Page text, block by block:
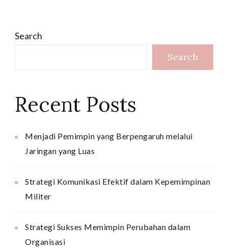
Search
Search
Recent Posts
Menjadi Pemimpin yang Berpengaruh melalui
Jaringan yang Luas
Strategi Komunikasi Efektif dalam Kepemimpinan
Militer
Strategi Sukses Memimpin Perubahan dalam
Organisasi